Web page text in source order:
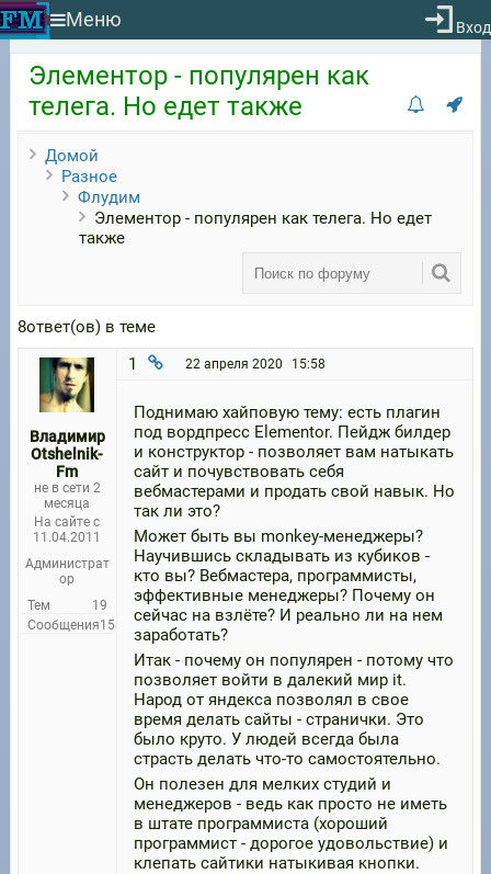
Элементор - популярен как
телега. Но едет также
Домой
Разное
Флудим
Элементор - популярен как телега. Но едет
также
8ответ(ов) в теме
Владимир
Otshelnik-
Fm
не в сети 2
месяца
На сайте с
11.04.2011
Администрат
ор
Тем
19
Сообщения158
1 22 апреля 2020 15:58
Поднимаю хайповую тему: есть плагин
под вордпресс Elementor. Пейдж билдер
и конструктор - позволяет вам натыкать
сайт и почувствовать себя
вебмастерами и продать свой навык. Но
так ли это?
Может быть вы monkey-менеджеры?
Научившись складывать из кубиков -
кто вы? Вебмастера, программисты,
эффективные менеджеры? Почему он
сейчас на взлёте? И реально ли на нем
заработать?
Итак - почему он популярен - потому что
позволяет войти в далекий мир it.
Народ от яндекса позволял в свое
время делать сайты - странички. Это
было круто. У людей всегда была
страсть делать что-то самостоятельно.
Он полезен для мелких студий и
менеджеров - ведь как просто не иметь
в штате программиста (хороший
программист - дорогое удовольствие) и
клепать сайтики натыкивая кнопки.
Меню Вход